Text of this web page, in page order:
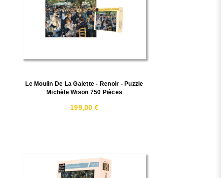
Le Moulin De La Galette - Renoir - Puzzle
Michèle Wison 750 Pièces
199,00 €